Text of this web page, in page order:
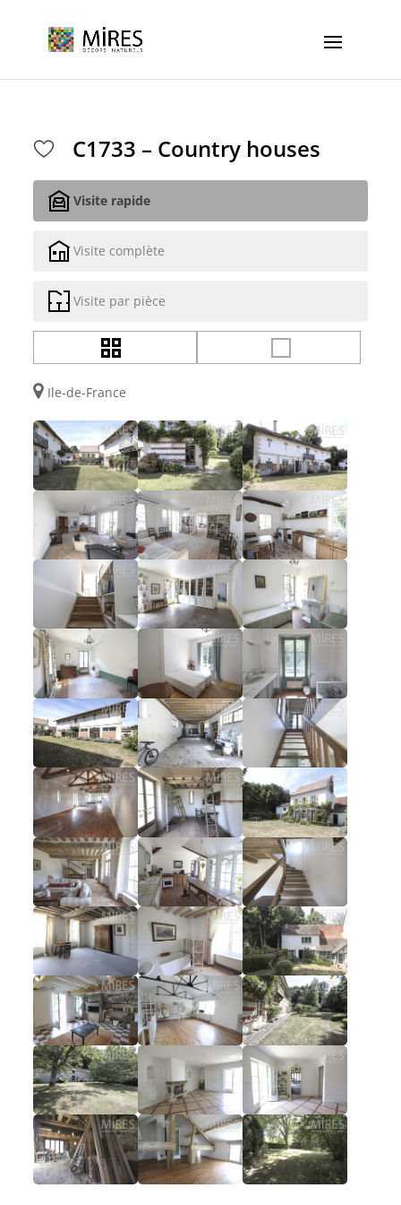
C1733 – Country houses
Visite rapide
Visite complète
Visite par pièce
Ile-de-France